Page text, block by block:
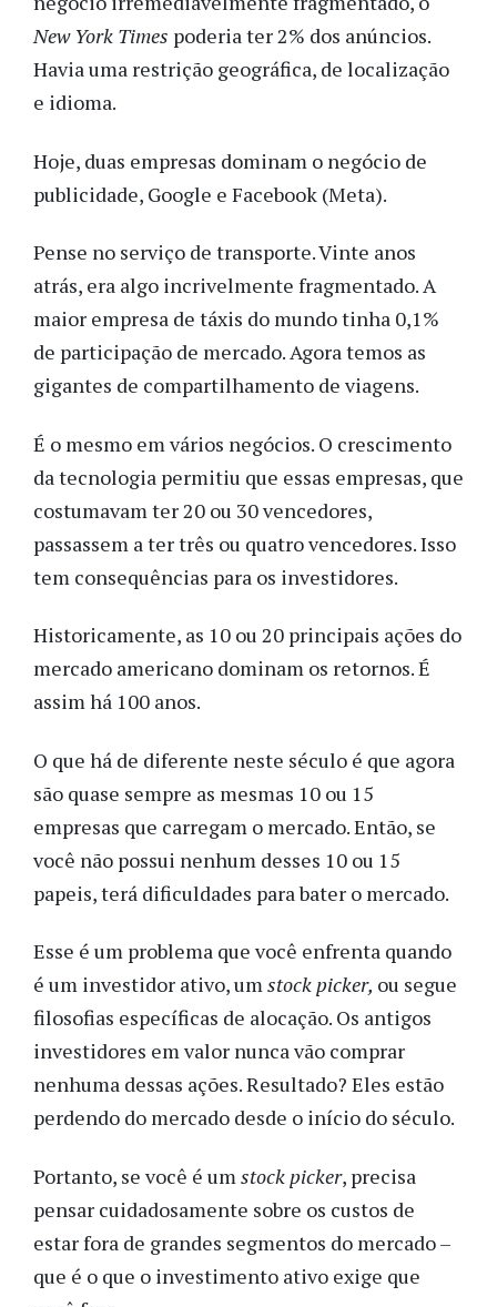
New York Times poderia ter 2% dos anúncios.
Havia uma restrição geográfica, de localização
e idioma.
Hoje, duas empresas dominam o negócio de
publicidade, Google e Facebook (Meta).
Pense no serviço de transporte. Vinte anos
atrás, era algo incrivelmente fragmentado. A
maior empresa de táxis do mundo tinha 0,1%
de participação de mercado. Agora temos as
gigantes de compartilhamento de viagens.
É o mesmo em vários negócios. O crescimento
da tecnologia permitiu que essas empresas, que
costumavam ter 20 ou 30 vencedores,
passassem a ter três ou quatro vencedores. Isso
tem consequências para os investidores.
Historicamente, as 10 ou 20 principais ações do
mercado americano dominam os retornos. É
assim há 100 anos.
O que há de diferente neste século é que agora
são quase sempre as mesmas 10 ou 15
empresas que carregam o mercado. Então, se
você não possui nenhum desses 10 ou 15
papeis, terá dificuldades para bater o mercado.
Esse é um problema que você enfrenta quando
é um investidor ativo, umstock picker, ou segue
filosofias específicas de alocação. Os antigos
investidores em valor nunca vão comprar
nenhuma dessas ações. Resultado? Eles estão
perdendo do mercado desde o início do século.
Portanto, se você é um stock picker, precisa
pensar cuidadosamente sobre os custos de
estar fora de grandes segmentos do mercado –
que é o que o investimento ativo exige que